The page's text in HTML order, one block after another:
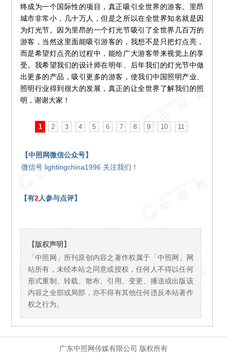
终成为一个国际性的项目，真正吸引全世界的游客。里昂
城市非常小，几十万人，但是之所以在全世界知名就是因
为灯光节。因为里昂的一个灯光节吸引了全世界几百万的
游客，当然这里面能吸引游客的，我想不是只把灯点亮，
而是希望灯点亮的过程中，能给广大游客带来视觉上的享
受。我希望我们的设计师在明年、后年我们的灯光节中做
出更多的产品，吸引更多的游客，使我们中国照明产业、
照明行业得到很大的发展，真正的让全世界了解我们的照
明，谢谢大家！
1 2 3 4 5 6 7 8 9 10 11
【中照网微信公众号】
微信号 lightingchina1996 关注我们！
【有2人参与点评】
【版权声明】
「中照网」所刊原创内容之著作权属于「中照网」网
站所有，未经本站之同意或授权，任何人不得以任何
形式重制、转载、散布、引用、变更、播送或出版该
内容之全部或局部，亦不得有其他任何违反本站著作
权之行为。
广东中照网传媒有限公司 版权所有